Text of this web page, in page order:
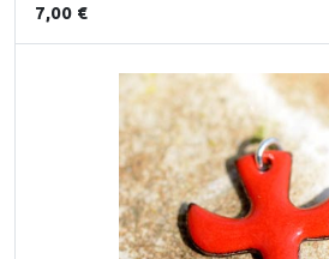
7,00 €